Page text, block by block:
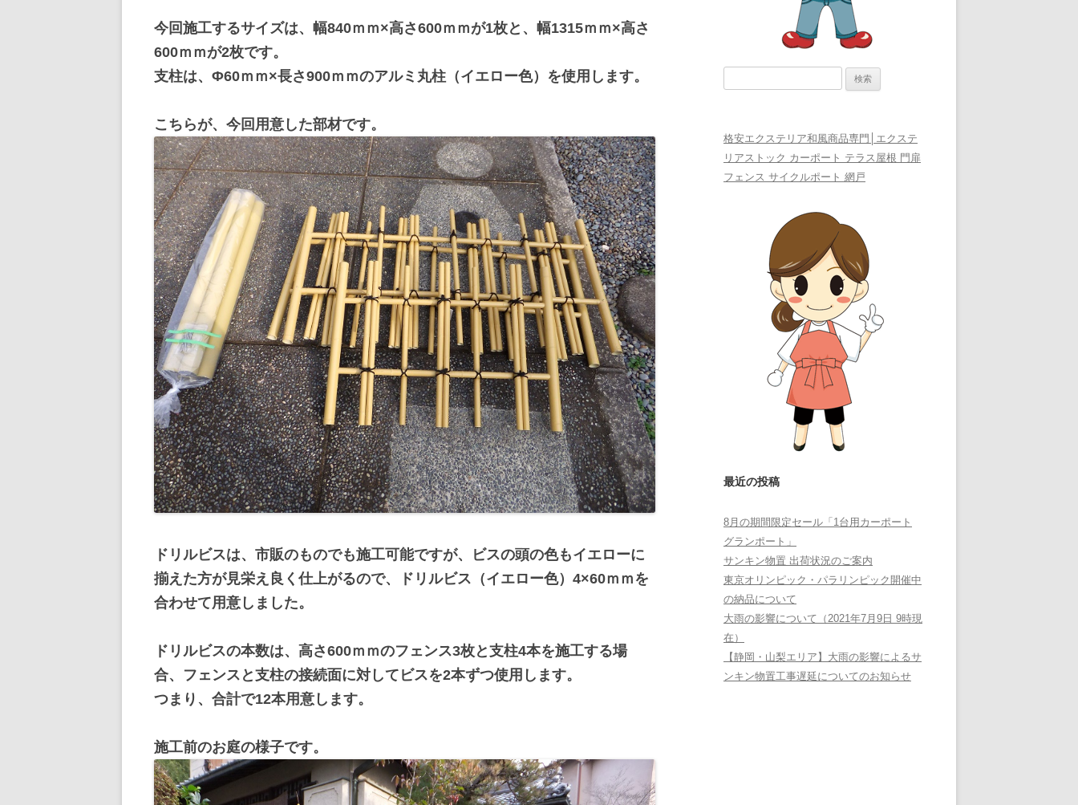
今回施工するサイズは、幅840ｍｍ×高さ600ｍｍが1枚と、幅1315ｍｍ×高さ
600ｍｍが2枚です。
支柱は、Φ60ｍｍ×長さ900ｍｍのアルミ丸柱（イエロー色）を使用します。
こちらが、今回用意した部材です。
ドリルビスは、市販のものでも施工可能ですが、ビスの頭の色もイエローに
揃えた方が見栄え良く仕上がるので、ドリルビス（イエロー色）4×60ｍｍを
合わせて用意しました。
ドリルビスの本数は、高さ600ｍｍのフェンス3枚と支柱4本を施工する場
合、フェンスと支柱の接続面に対してビスを2本ずつ使用します。
つまり、合計で12本用意します。
施工前のお庭の様子です。
格安エクステリア和風商品専門│エクステ
リアストック カーポート テラス屋根 門扉
フェンス サイクルポート 網戸
最近の投稿
8月の期間限定セール「1台用カーポート
グランポート」
サンキン物置 出荷状況のご案内
東京オリンピック・パラリンピック開催中
の納品について
大雨の影響について（2021年7月9日 9時現
在）
【静岡・山梨エリア】大雨の影響によるサ
ンキン物置工事遅延についてのお知らせ